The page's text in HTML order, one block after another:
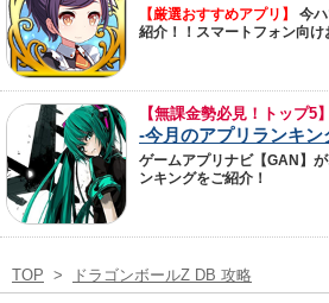
【厳選おすすめアプリ】
今
紹介！！スマートフォン向け
【無課金勢必見！トップ5】
-今月のアプリランキン
ゲームアプリナビ【GAN】
ンキングをご紹介！
TOP > ドラゴンボールZ DB 攻略